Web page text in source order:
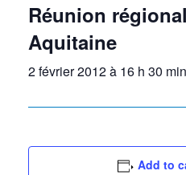
Réunion
Aquitaine
2 février 2012 à 16 h 30 min
Add to